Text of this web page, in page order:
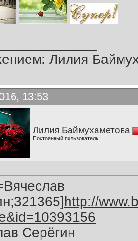
Лилия
13:53
Лилия Баймухаметова
Постоянный пользователь
http://
Серёгин